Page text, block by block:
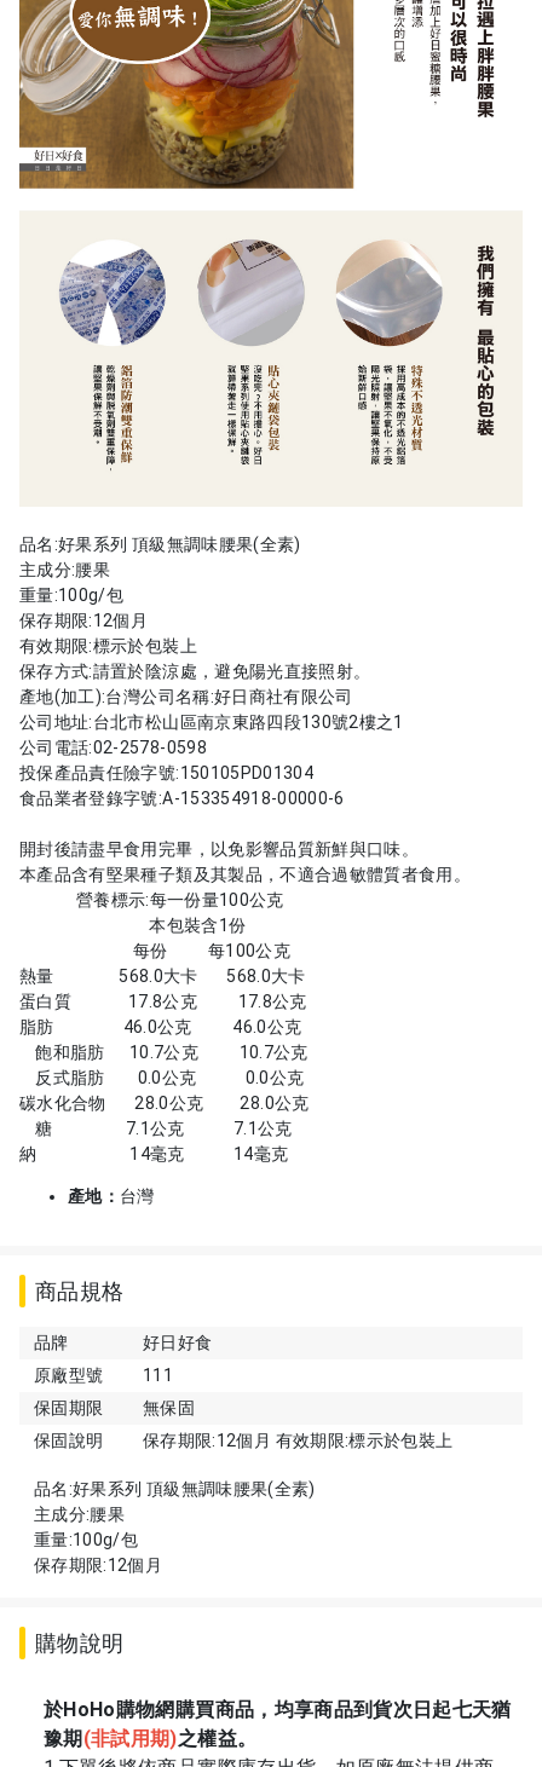
品名:好果系列 頂級無調味腰果(全素)
主成分:腰果
重量:100g/包
保存期限:12個月
有效期限:標示於包裝上
保存方式:請置於陰涼處，避免陽光直接照射。
產地(加工):台灣公司名稱:好日商社有限公司
公司地址:台北市松山區南京東路四段130號2樓之1
公司電話:02-2578-0598
投保產品責任險字號:150105PD01304
食品業者登錄字號:A-153354918-00000-6
開封後請盡早食用完畢，以免影響品質新鮮與口味。
本產品含有堅果種子類及其製品，不適合過敏體質者食用。
營養標示:每一份量100公克
本包裝含1份
每份 每100公克
熱量 568.0大卡 568.0大卡
蛋白質 17.8公克 17.8公克
脂肪 46.0公克 46.0公克
飽和脂肪 10.7公克 10.7公克
反式脂肪 0.0公克 0.0公克
碳水化合物 28.0公克 28.0公克
糖 7.1公克 7.1公克
納 14毫克 14毫克
產地： 台灣
商品規格
品牌
好日好食
原廠型號
111
保固期限
無保固
保固說明
保存期限:12個月 有效期限:標示於包裝上
品名:好果系列 頂級無調味腰果(全素)
主成分:腰果
重量:100g/包
保存期限:12個月
購物說明
於HoHo購物網購買商品，均享商品到貨次日起七天猶
豫期 (非試用期)之權益。